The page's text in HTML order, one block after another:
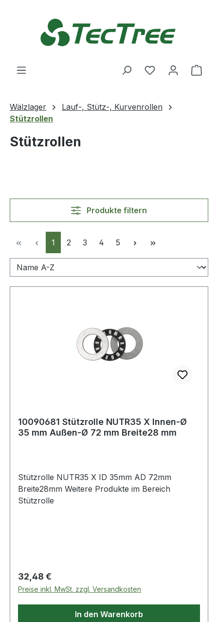
Du hast 0
Wälzlager
Lauf-, Stütz-, Kurvenrollen
Stützrollen
Stützrollen
Produkte filtern
Seite
1 Seite
2 Seite
3 Seite
4 Seite
5
10090681 Stützrolle NUTR35 X Innen-Ø
35 mm Außen-Ø 72 mm Breite28 mm
Stützrolle NUTR35 X ID 35mm AD 72mm
Breite28mm Weitere Produkte im Bereich
Stützrolle
Regulärer Preis:
32,48 €
Preise inkl. MwSt. zzgl. Versandkosten
In den Warenkorb